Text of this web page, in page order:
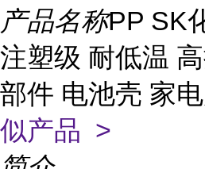
产品名称PP SK
注塑级 耐低温
部件 电池壳 家
似产品 >